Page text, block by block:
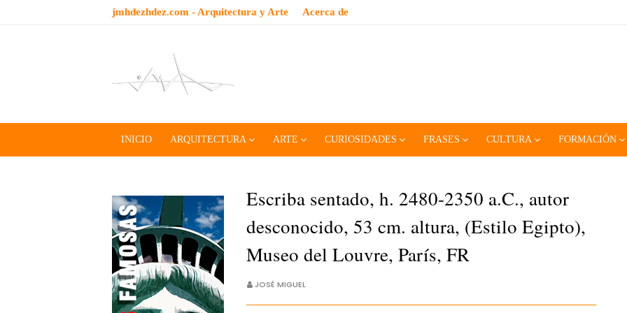
jmhdezhdez.com - Arquitectura y Arte Acerca de
INICIO ARQUITECTURA ARTE CURIOSIDADES FRASES CULTURA FORMACIÓN
Escriba sentado, h. 2480-2350 a.C., autor
desconocido, 53 cm. altura, (Estilo Egipto),
Museo del Louvre, París, FR
JOSÉ MIGUEL